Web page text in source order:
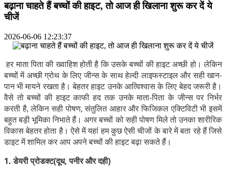
बढ़ाना चाहते हैं बच्चों की हाइट, तो आज ही खिलाना शुरू कर दें ये
चीजें
2026-06-06 12:23:37
हर माता पिता की ख्वाहिश होती है कि उसके बच्चों की हाइट अच्छी हो। लेकिन
बच्चों में अच्छी ग्रोथ के लिए जीन्स के साथ हेल्दी लाइफस्टाइल और सही खान-
पान भी मायने रखता है। बेहतर हाइट उनके आत्विश्वास के लिए बेहद जरूरी है।
वैसे तो बच्चों की हाइट काफी हद तक उनके माता-पिता के जीन्स पर निर्भर
करती है, लेकिन सही पोषण, संतुलित आहार और फिजिकल एक्टिविटी भी इसमें
बहुत बड़ी भूमिका निभाते हैं। अगर बच्चों को सही पोषण मिले तो उनका शारीरिक
विकास बेहतर होता है। ऐसे में यहां हम कुछ ऐसी चीजों के बारे में बता रहे हैं जिसे
डाइट में शामिल कर आप अपने बच्चों की हाइट बढ़ा सकते हैं।
1. डेयरी प्रोडक्ट(दूध, पनीर और दही)